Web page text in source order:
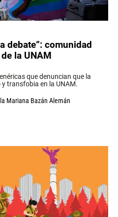
debate”: comunidad
la UNAM
que denuncian que la
transfobia en la UNAM.
Mariana Bazán Alemán